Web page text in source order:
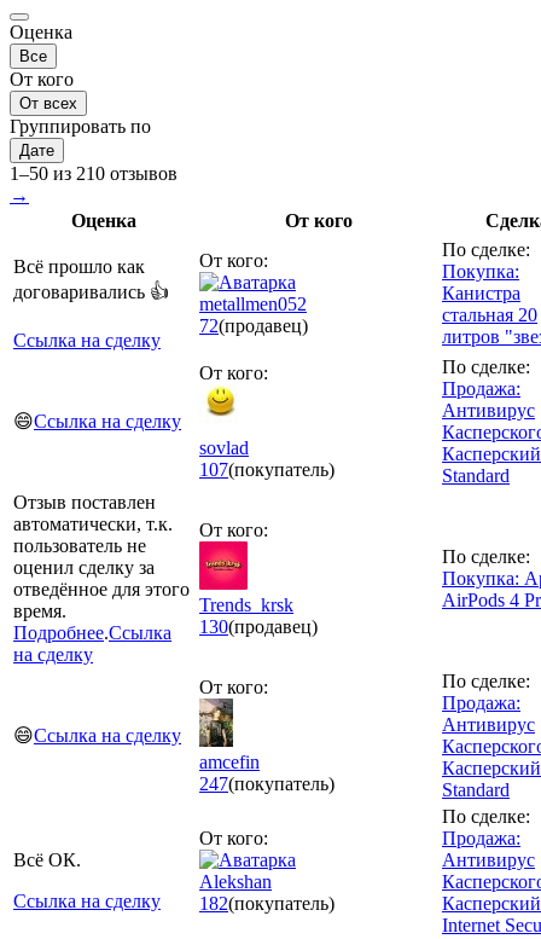
Оценка
Все
От кого
От всех
Группировать по
Дате
1–50 из 210 отзывов
→
Оценка
От кого
Всё прошло как
договаривались 👍
Ссылка на сделку
От кого:
metallmen052
72(продавец)
По сделке:
Покупка:
Канистра
стальная 20
литров
😄Ссылка на сделку
От кого:
sovlad
107(покупатель)
По сделке:
Продажа:
Антивирус
Касперский
Standard
Отзыв поставлен
автоматически, т.к.
пользователь не
оценил сделку за
отведённое для этого
время.
Подробнее.Ссылка
на сделку
От кого:
Trends_krsk
130(продавец)
По сделке:
Покупка:
AirPods 4
😄Ссылка на сделку
От кого:
amcefin
247(покупатель)
По сделке:
Продажа:
Антивирус
Касперский
Standard
Всё ОК.
Ссылка на сделку
От кого:
Alekshan
182(покупатель)
По сделке:
Продажа:
Антивирус
Касперский
Internet